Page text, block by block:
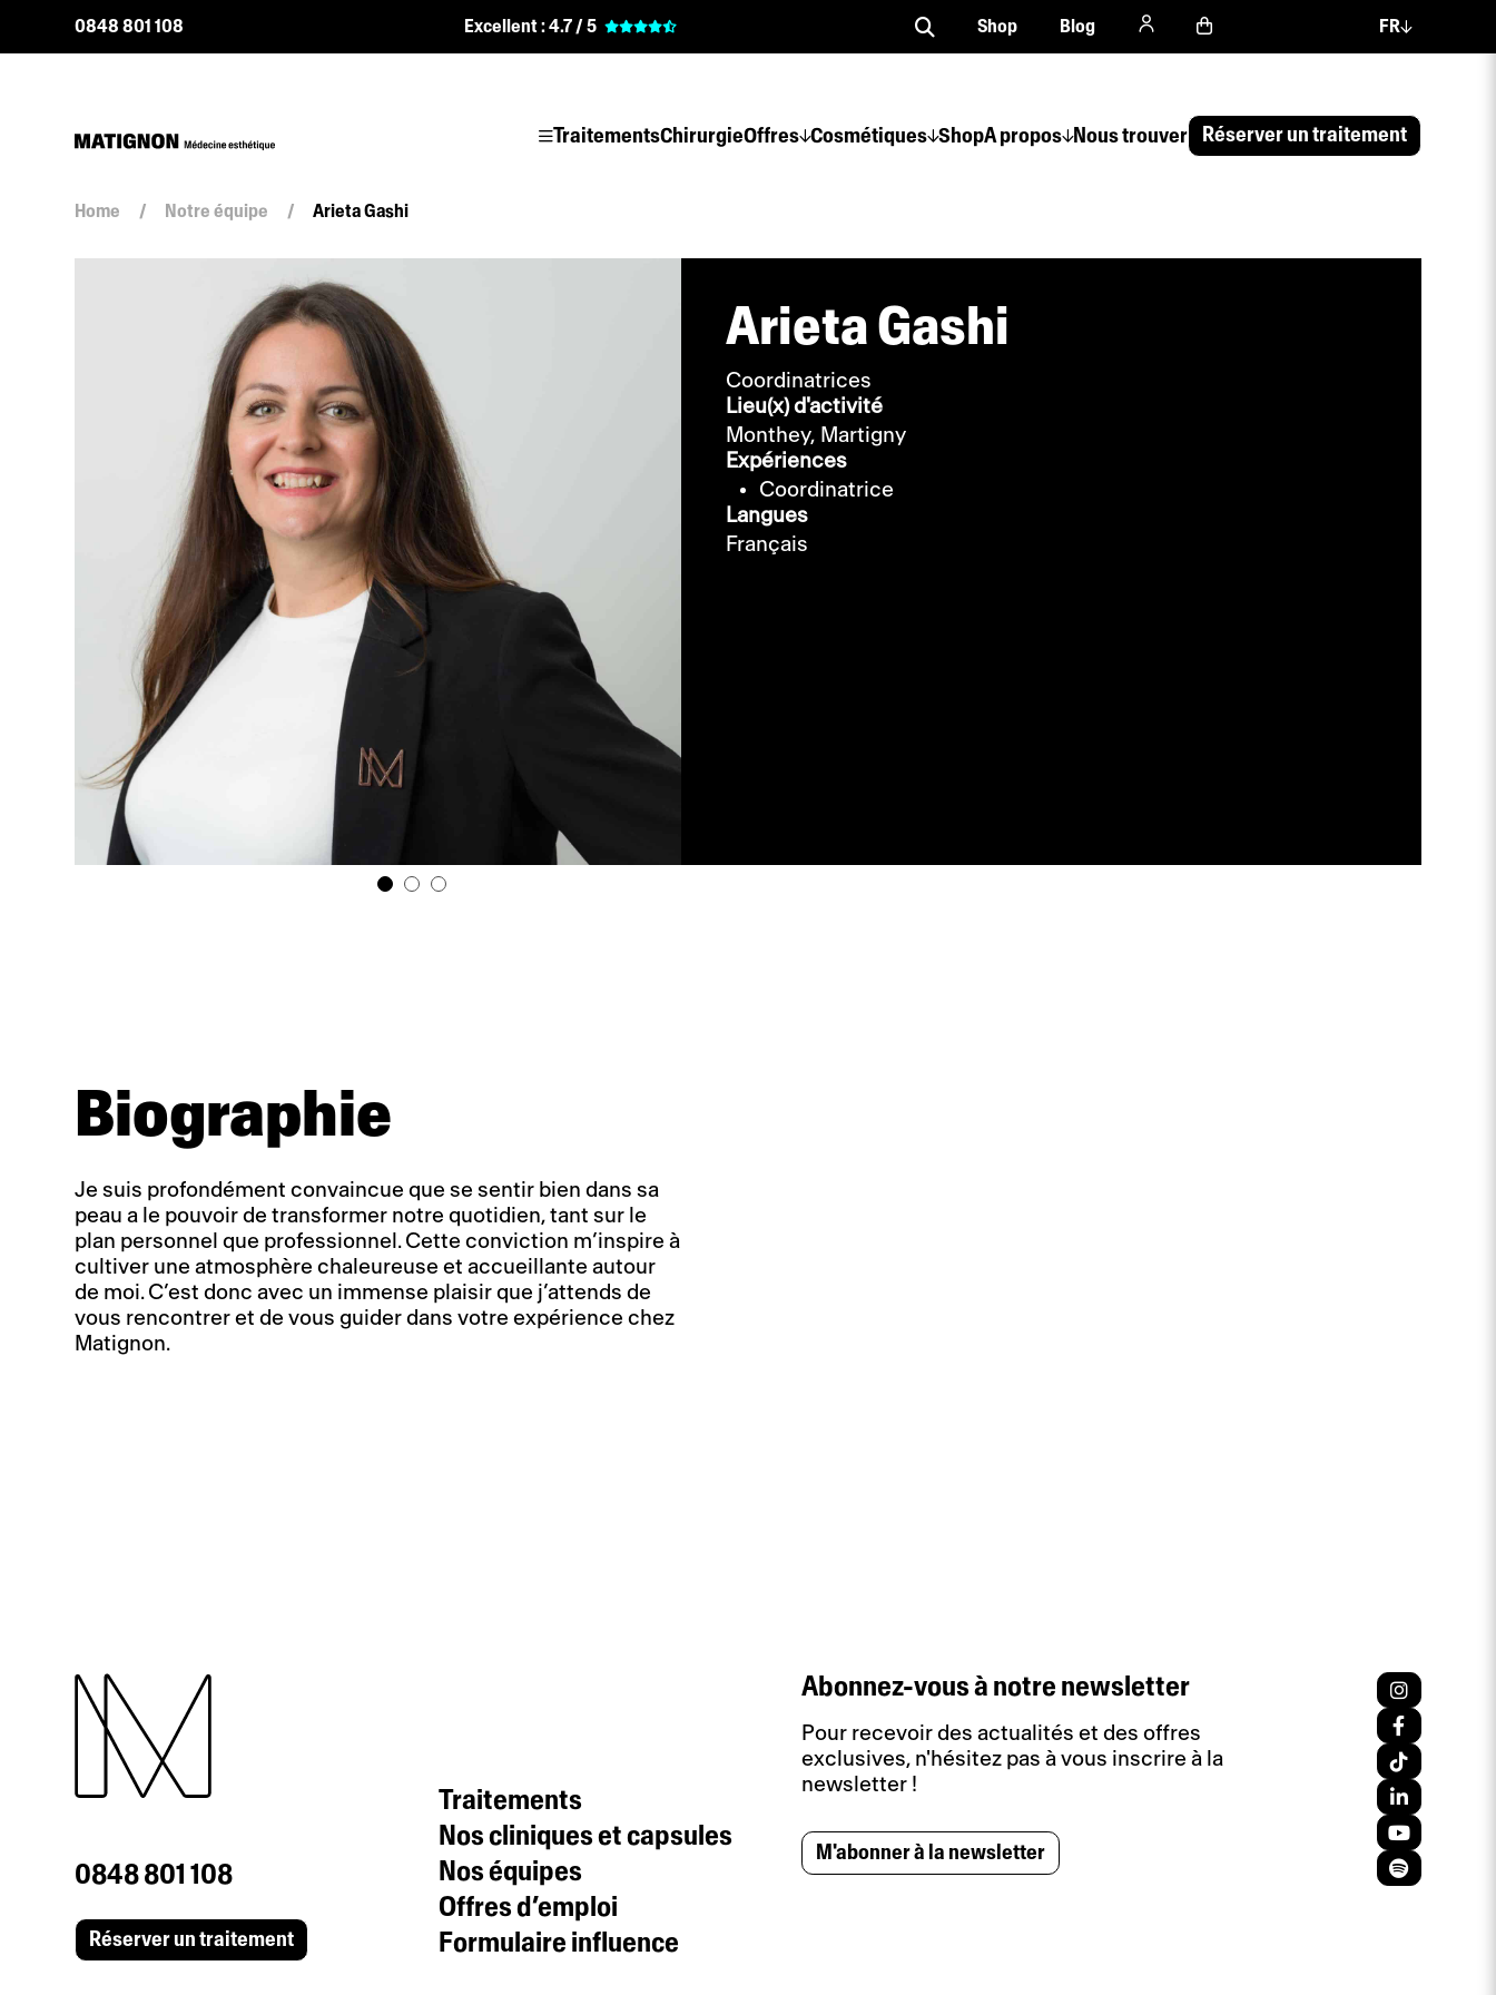
TraitementsChirurgieOffres Cosmétiques ShopA propos Nous trouver Réserver un traitement
0848 801 108 Excellent :4.7 / 5 Shop Blog FR
Home / Notre équipe / Arieta Gashi
Arieta Gashi
Coordinatrices
Lieu(x) d'activité
Monthey, Martigny
Expériences
Coordinatrice
Langues
Français
Biographie
Je suis profondément convaincue que se sentir bien dans sa
peau a le pouvoir de transformer notre quotidien, tant sur le
plan personnel que professionnel. Cette conviction m’inspire à
cultiver une atmosphère chaleureuse et accueillante autour
de moi. C’est donc avec un immense plaisir que j’attends de
vous rencontrer et de vous guider dans votre expérience chez
Matignon.
0848 801 108
Réserver un traitement
Traitements
Nos cliniques et capsules
Nos équipes
Offres d’emploi
Formulaire influence
Abonnez-vous à notre newsletter
Pour recevoir des actualités et des offres
exclusives, n'hésitez pas à vous inscrire à la
newsletter !
M'abonner à la newsletter